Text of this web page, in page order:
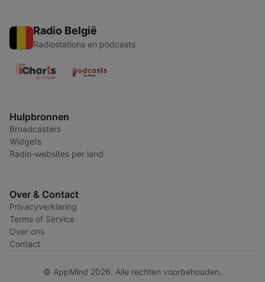
Radio België
Radiostations en podcasts
Hulpbronnen
Broadcasters
Widgets
Radio-websites per land
Over & Contact
Privacyverklaring
Terms of Service
Over ons
Contact
© AppMind 2026. Alle rechten voorbehouden.